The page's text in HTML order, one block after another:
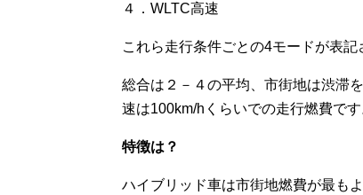
４．WLTC高速
これら走行条件ごとの4モードが表記
総合は２－４の平均、市街地は渋滞
速は100km/hくらいでの走行燃費です
特徴は？
ハイブリッド車は市街地燃費が最も